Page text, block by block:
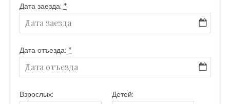
Дата заезда: *
Дата отъезда: *
Взрослых: Детей: